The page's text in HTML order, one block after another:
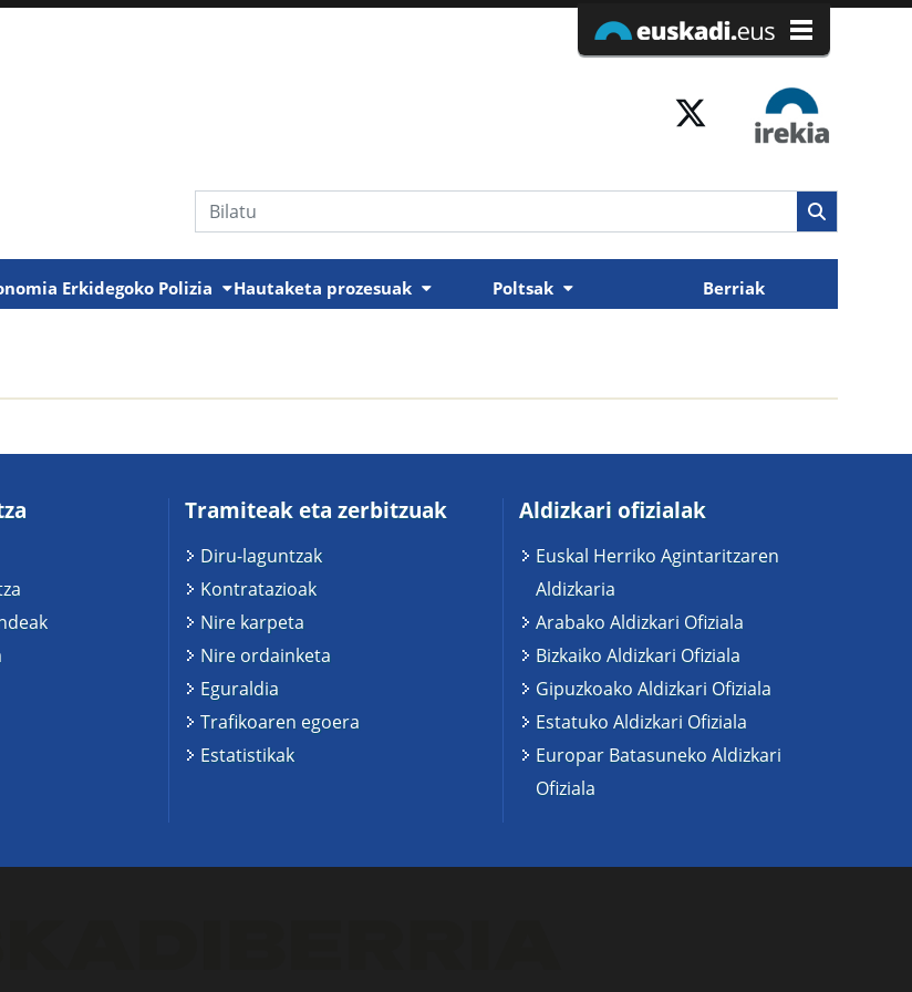
Bilaketa
Erkidegoko Polizia Hautaketa prozesuak Poltsak Berriak
Tramiteak eta zerbitzuak
Diru-laguntzak
Kontratazioak
Nire karpeta
Nire ordainketa
Eguraldia
Trafikoaren egoera
Estatistikak
Aldizkari ofizialak
Euskal Herriko Agintaritzaren
Aldizkaria
Arabako Aldizkari Ofiziala
Bizkaiko Aldizkari Ofiziala
Gipuzkoako Aldizkari Ofiziala
Estatuko Aldizkari Ofiziala
Europar Batasuneko Aldizkari
Ofiziala